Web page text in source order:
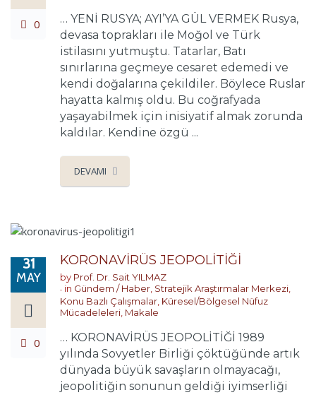
0
… YENİ RUSYA; AYI’YA GÜL VERMEK Rusya,
devasa toprakları ile Moğol ve Türk
istilasını yutmuştu. Tatarlar, Batı
sınırlarına geçmeye cesaret edemedi ve
kendi doğalarına çekildiler. Böylece Ruslar
hayatta kalmış oldu. Bu coğrafyada
yaşayabilmek için inisiyatif almak zorunda
kaldılar. Kendine özgü ...
DEVAMI
31
MAY
0
KORONAVİRÜS JEOPOLİTİĞİ
by Prof. Dr. Sait YILMAZ
in Gündem / Haber, Stratejik Araştırmalar Merkezi,
Konu Bazlı Çalışmalar, Küresel/Bölgesel Nüfuz
Mücadeleleri, Makale
… KORONAVİRÜS JEOPOLİTİĞİ 1989
yılında Sovyetler Birliği çöktüğünde artık
dünyada büyük savaşların olmayacağı,
jeopolitiğin sonunun geldiği iyimserliği